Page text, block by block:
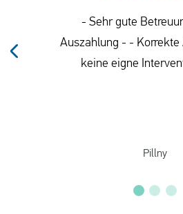
- Sehr gute
Auszahlung - - Korrekte
keine eigne
Pillny